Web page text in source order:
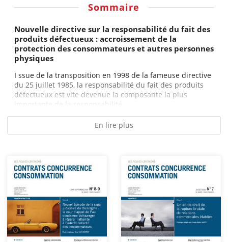
Sommaire
Nouvelle directive sur la responsabilité du fait des
produits défectueux : accroissement de la
protection des consommateurs et autres personnes
physiques
I ssue de la transposition en 1998 de la fameuse directive
du 25 juillet 1985, la responsabilité du fait des produits
défectueux est vite devenue la composante la plus
importante de la responsabilité...
En lire plus